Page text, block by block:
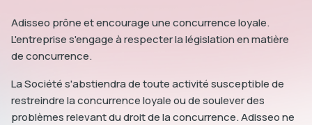
Adisseo prône et encourage une concurrence loyale.
L'entreprise s'engage à respecter la législation en matière
de concurrence.
La Société s'abstiendra de toute activité susceptible de
restreindre la concurrence loyale ou de soulever des
problèmes relevant du droit de la concurrence. Adisseo ne